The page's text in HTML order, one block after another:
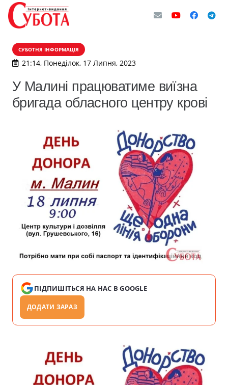
СУБОТНЯ ІНФОРМАЦІЯ
21:14, Понеділок, 17 Липня, 2023
У Малині працюватиме виїзна
бригада обласного центру крові
ПІДПИШІТЬСЯ НА НАС В GOOGLE
ДОДАТИ ЗАРАЗ